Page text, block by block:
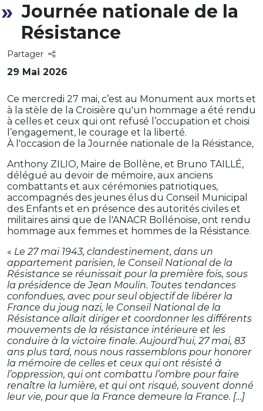
Journée nationale de la
Résistance
Partager
29 Mai 2026
Ce mercredi 27 mai, c’est au Monument aux morts et
à la stèle de la Croisière qu'un hommage a été rendu
à celles et ceux qui ont refusé l’occupation et choisi
l’engagement, le courage et la liberté.
À l'occasion de la Journée nationale de la Résistance,
Anthony ZILIO, Maire de Bollène, et Bruno TAILLÉ,
délégué au devoir de mémoire, aux anciens
combattants et aux cérémonies patriotiques,
accompagnés des jeunes élus du Conseil Municipal
des Enfants et en présence des autorités civiles et
militaires ainsi que de l'ANACR Bollénoise, ont rendu
hommage aux femmes et hommes de la Résistance.
« Le 27 mai 1943, clandestinement, dans un
appartement parisien, le Conseil National de la
Résistance se réunissait pour la première fois, sous
la présidence de Jean Moulin. Toutes tendances
confondues, avec pour seul objectif de libérer la
France du joug nazi, le Conseil National de la
Résistance allait diriger et coordonner les différents
mouvements de la résistance intérieure et les
conduire à la victoire finale. Aujourd’hui, 27 mai, 83
ans plus tard, nous nous rassemblons pour honorer
la mémoire de celles et ceux qui ont résisté à
l’oppression, qui ont combattu l’ombre pour faire
renaître la lumière, et qui ont risqué, souvent donné
leur vie, pour que la France demeure la France. […]